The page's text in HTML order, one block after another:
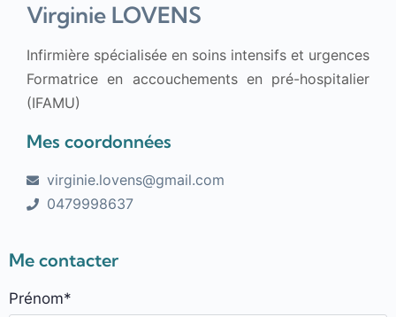
Virginie LOVENS
Infirmière spécialisée en soins intensifs et urgences
Formatrice en accouchements en pré-hospitalier
(IFAMU)
Mes coordonnées
virginie.lovens@gmail.com
0479998637
Me contacter
Prénom*